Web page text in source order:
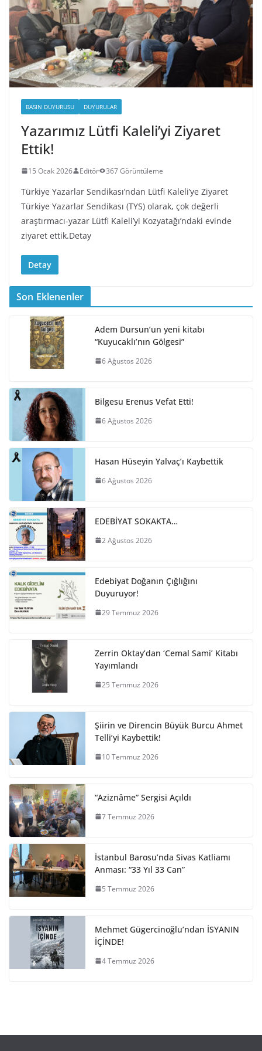
BASIN DUYURUSU DUYURULAR
Yazarımız Lütfi Kaleli’yi Ziyaret
Ettik!
15 Ocak 2026 Editör 367 Görüntüleme
Türkiye Yazarlar Sendikası’ndan Lütfi Kaleli’ye Ziyaret
Türkiye Yazarlar Sendikası (TYS) olarak, çok değerli
araştırmacı-yazar Lütfi Kaleli’yi Kozyatağı’ndaki evinde
ziyaret ettik.Detay
Detay
Son Eklenenler
Adem Dursun’un yeni kitabı
“Kuyucaklı’nın Gölgesi”
6 Ağustos 2026
Bilgesu Erenus Vefat Etti!
6 Ağustos 2026
Hasan Hüseyin Yalvaç’ı Kaybettik
6 Ağustos 2026
EDEBİYAT SOKAKTA…
2 Ağustos 2026
Edebiyat Doğanın Çığlığını
Duyuruyor!
29 Temmuz 2026
Zerrin Oktay’dan ‘Cemal Sami’ Kitabı
Yayımlandı
25 Temmuz 2026
Şiirin ve Direncin Büyük Burcu Ahmet
Telli’yi Kaybettik!
10 Temmuz 2026
“Aziznâme” Sergisi Açıldı
7 Temmuz 2026
İstanbul Barosu’nda Sivas Katliamı
Anması: “33 Yıl 33 Can”
5 Temmuz 2026
Mehmet Gügercinoğlu’ndan İSYANIN
İÇİNDE!
4 Temmuz 2026